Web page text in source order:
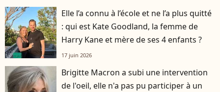
Elle l’a connu à l’école et ne l’a plus quitté
: qui est Kate Goodland, la femme de
Harry Kane et mère de ses 4 enfants ?
17 juin 2026
Brigitte Macron a subi une intervention
de l'oeil, elle n'a pas pu participer à un